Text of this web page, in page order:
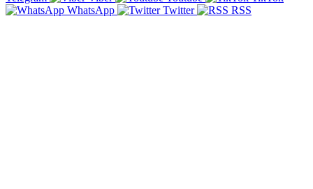
WhatsApp
Twitter RSS